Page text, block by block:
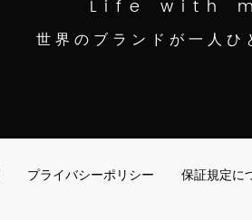
Life with
世界のブランドが一人ひ
プライバシーポリシー 保証規定に